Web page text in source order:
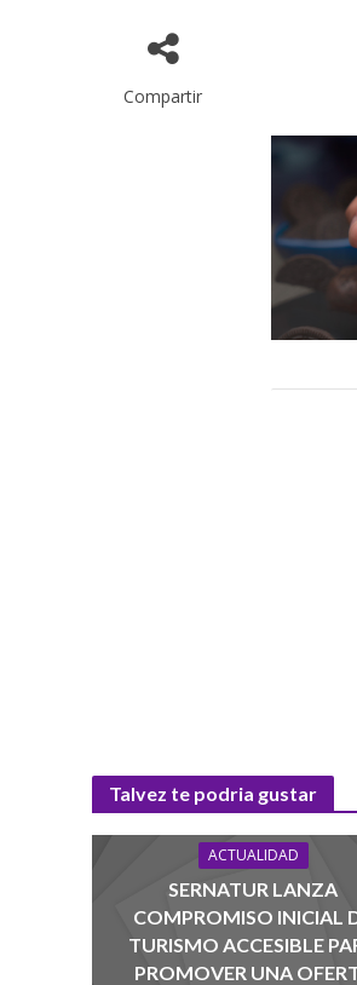
Compartir
Talvez te podria gustar
ACTUALIDAD
SERNATUR LANZA
COMPROMISO INICIAL
TURISMO ACCESIBLE
PROMOVER UNA